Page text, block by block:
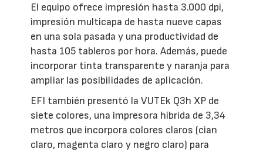
El equipo ofrece impresión hasta 3.000 dpi,
impresión multicapa de hasta nueve capas
en una sola pasada y una productividad de
hasta 105 tableros por hora. Además, puede
incorporar tinta transparente y naranja para
ampliar las posibilidades de aplicación.
EFI también presentó la VUTEk Q3h XP de
siete colores, una impresora híbrida de 3,34
metros que incorpora colores claros (cian
claro, magenta claro y negro claro) para